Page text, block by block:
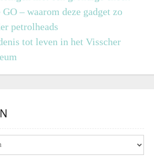
– waarom deze gadget zo
petrolheads
tot leven in het Visscher